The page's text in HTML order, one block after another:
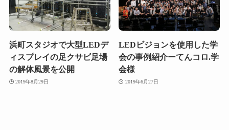
浜町スタジオで大型LEDデ
ィスプレイの足クサビ足場
の解体風景を公開
2019年8月29日
LEDビジョンを使用した学
会の事例紹介ーてんコロ.学
会様
2019年6月27日